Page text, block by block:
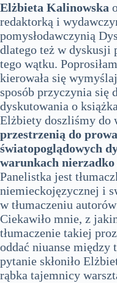
Elżbieta Kalinowska
redaktorką i
pomysłodawczynią
dlatego też w dyskusji
tego wątku.
kierowała się
sposób przyczynia się
dyskutowania o
Elżbiety doszliśmy do
przestrzenią do
światopoglądowych
warunkach
Panelistka jest
niemieckojęzycznej i
w tłumaczeniu
Ciekawiło mnie, z
tłumaczenie takiej
oddać niuanse między
pytanie skłoniło
rąbka tajemnicy